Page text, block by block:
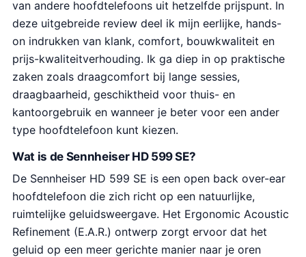
van andere hoofdtelefoons uit hetzelfde prijspunt. In
deze uitgebreide review deel ik mijn eerlijke, hands-
on indrukken van klank, comfort, bouwkwaliteit en
prijs-kwaliteitverhouding. Ik ga diep in op praktische
zaken zoals draagcomfort bij lange sessies,
draagbaarheid, geschiktheid voor thuis- en
kantoorgebruik en wanneer je beter voor een ander
type hoofdtelefoon kunt kiezen.
Wat is de Sennheiser HD 599 SE?
De Sennheiser HD 599 SE is een open back over-ear
hoofdtelefoon die zich richt op een natuurlijke,
ruimtelijke geluidsweergave. Het Ergonomic Acoustic
Refinement (E.A.R.) ontwerp zorgt ervoor dat het
geluid op een meer gerichte manier naar je oren